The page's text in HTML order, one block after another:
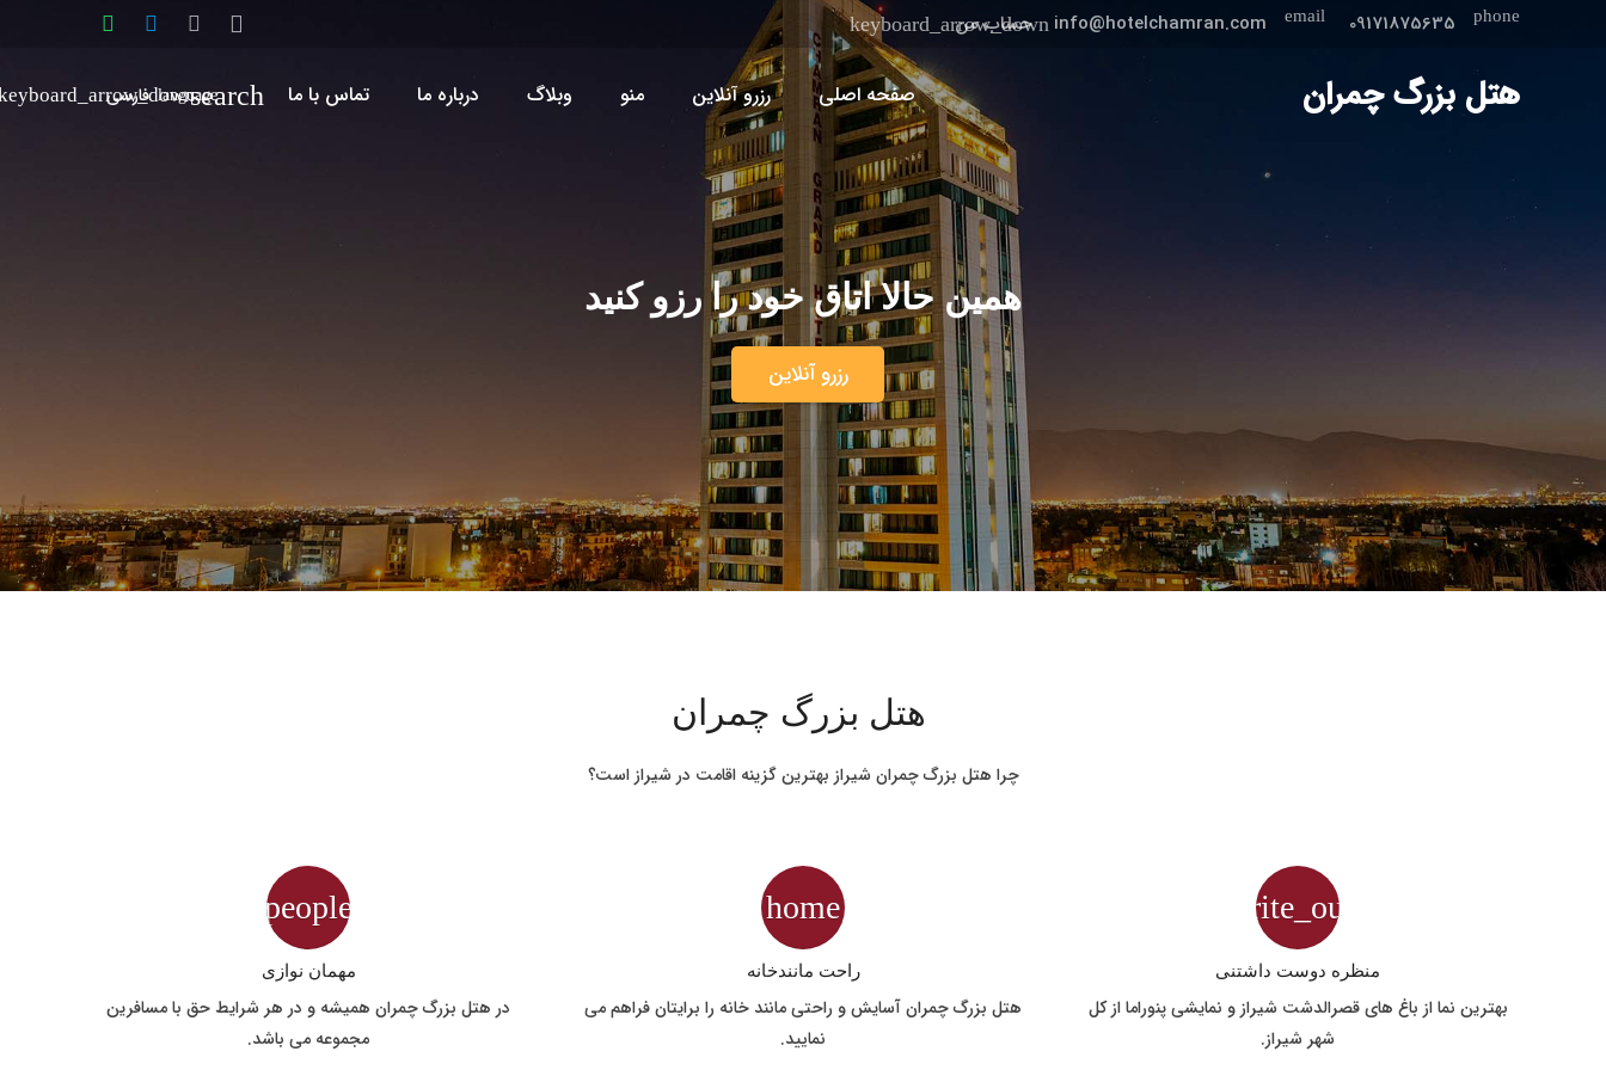
phone
09171875635
email
info@hotelchamran.com حساب من
هتل بزرگ چمران صفحه اصلی رزرو آنلاین منو وبلاگ درباره ما تماس با ما search
language فارسی
همین حالا اتاق خود را رزو کنید
رزرو آنلاین
هتل بزرگ چمران
چرا هتل بزرگ چمران شیراز بهترین گزینه اقامت در شیراز است؟
favorite_outline
منظره دوست داشتنی
بهترین نما از باغ های قصرالدشت شیراز و نمایشی پنوراما از کل
شهر شیراز.
home
راحت مانندخانه
هتل بزرگ چمران آسایش و راحتی مانند خانه را برایتان فراهم می
نمایید.
people
مهمان نوازی
در هتل بزرگ چمران همیشه و در هر شرایط حق با مسافرین
مجموعه می باشد.